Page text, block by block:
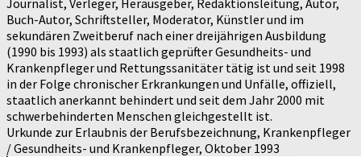
Buch-Autor, Schriftsteller, Moderator, Künstler und im
sekundären Zweitberuf nach einer dreijährigen Ausbildung
(1990 bis 1993) als staatlich geprüfter Gesundheits- und
Krankenpfleger und Rettungssanitäter tätig ist und seit 1998
in der Folge chronischer Erkrankungen und Unfälle, offiziell,
staatlich anerkannt behindert und seit dem Jahr 2000 mit
schwerbehinderten Menschen gleichgestellt ist.
Urkunde zur Erlaubnis der Berufsbezeichnung, Krankenpfleger
/ Gesundheits- und Krankenpfleger, Oktober 1993